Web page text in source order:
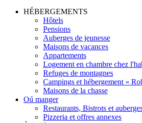
HÉBERGEMENTS
Hôtels
Pensions
Auberges de jeunesse
Maisons de vacances
Appartements
Logement en chambre chez
Refuges de montagnes
Campings et hébergement «
Maisons de la chasse
Oú manger
Restaurants, Bistrots et
Pizzeria et offres annexes